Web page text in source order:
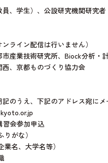
員、学生）、公設研究機関研究者
ライン配信は行いません）
市産業技術研究所、Biock分析・
西、京都ものづくり協力会
、下記のアドレス宛にメー
会参加申込
がな）
大学名等）